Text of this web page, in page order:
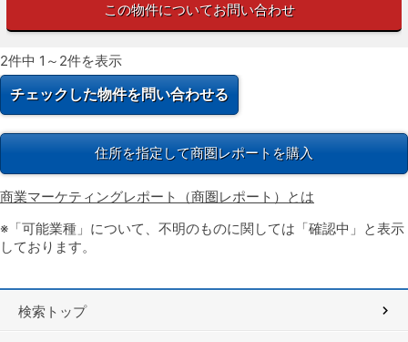
この物件についてお問い合わせ
2件中 1～2件を表示
住所を指定して商圏レポートを購入
商業マーケティングレポート（商圏レポート）とは
※「可能業種」について、不明のものに関しては「確認中」と表示
しております。
検索トップ